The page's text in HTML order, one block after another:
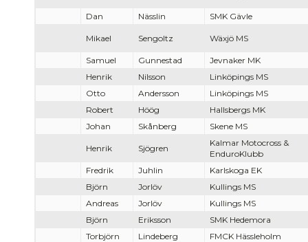
Dan Nässlin SMK Gävle
Mikael Sengoltz Wäxjö MS
Samuel Gunnestad
Jevnaker MK
Henrik
Nilsson
Linköpings MS
Otto
Andersson
Linköpings MS
Robert
Höög
Hallsbergs MK
Johan
Skånberg Skene MS
Henrik Sjögren
Kalmar Motocross &
EnduroKlubb
Fredrik
Juhlin
Karlskoga EK
Björn
Jorlöv
Kullings MS
Andreas
Jorlöv
Kullings MS
Björn
Eriksson
SMK Hedemora
Torbjörn
Lindeberg
FMCK Hässleholm